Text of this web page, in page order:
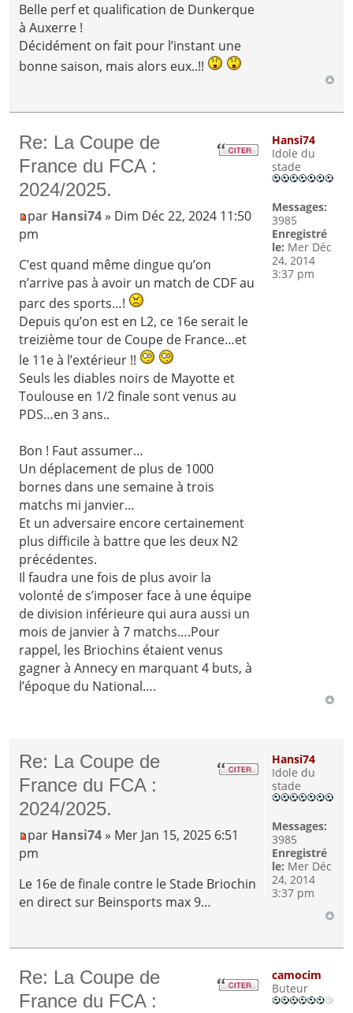
Belle perf et qualification de Dunkerque
à Auxerre !
Décidément on fait pour l’instant une
bonne saison, mais alors eux..!!
Re: La Coupe de
France du FCA :
2024/2025.
par Hansi74» Dim Déc 22, 2024 11:50
pm
C’est quand même dingue qu’on
n’arrive pas à avoir un match de CDF au
parc des sports…!
Depuis qu’on est en L2, ce 16e serait le
treizième tour de Coupe de France…et
le 11e à l’extérieur !!
Seuls les diables noirs de Mayotte et
Toulouse en 1/2 finale sont venus au
PDS…en 3 ans..
Bon ! Faut assumer…
Un déplacement de plus de 1000
bornes dans une semaine à trois
matchs mi janvier…
Et un adversaire encore certainement
plus difficile à battre que les deux N2
précédentes.
Il faudra une fois de plus avoir la
volonté de s’imposer face à une équipe
de division inférieure qui aura aussi un
mois de janvier à 7 matchs….Pour
rappel, les Briochins étaient venus
gagner à Annecy en marquant 4 buts, à
l’époque du National….
Hansi74
Idole du
stade
Messages:
3985
Enregistré
le: Mer Déc
24, 2014
3:37 pm
Re: La Coupe de
France du FCA :
2024/2025.
par Hansi74 » Mer Jan 15, 2025 6:51
pm
Le 16e de finale contre le Stade Briochin
en direct sur Beinsports max 9…
Hansi74
Idole du
stade
Messages:
3985
Enregistré
le: Mer Déc
24, 2014
3:37 pm
Re: La Coupe de
France du FCA :
camocim
Buteur